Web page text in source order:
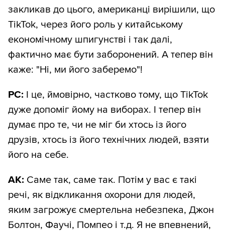
закликав до цього, американці вирішили, що
TikTok, через його роль у китайському
економічному шпигунстві і так далі,
фактично має бути заборонений. А тепер він
каже: "Ні, ми його заберемо"!
РС: І це, ймовірно, частково тому, що TikTok
дуже допоміг йому на виборах. І тепер він
думає про те, чи не міг би хтось із його
друзів, хтось із його технічних людей, взяти
його на себе.
АК: Саме так, саме так. Потім у вас є такі
речі, як відкликання охорони для людей,
яким загрожує смертельна небезпека, Джон
Болтон, Фаучі, Помпео і т.д. Я не впевнений,